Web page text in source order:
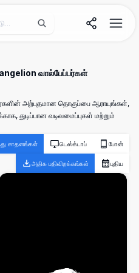
வால்பேப்பர்கள்
அற்புதமான தொகுப்பை ஆராயுங்கள்,
துடிப்பான வடிவமைப்புகள் மற்றும்
சாதனங்கள் டெஸ்க்டாப் போன்
அதிக பதிவிறக்கங்கள் புதிய